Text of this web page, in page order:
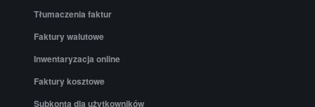
Tłumaczenia faktur
Faktury walutowe
Inwentaryzacja online
Faktury kosztowe
Subkonta dla użytkowników